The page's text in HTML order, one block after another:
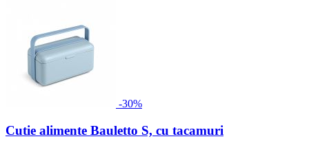
-30%
Cutie alimente Bauletto S, cu tacamuri